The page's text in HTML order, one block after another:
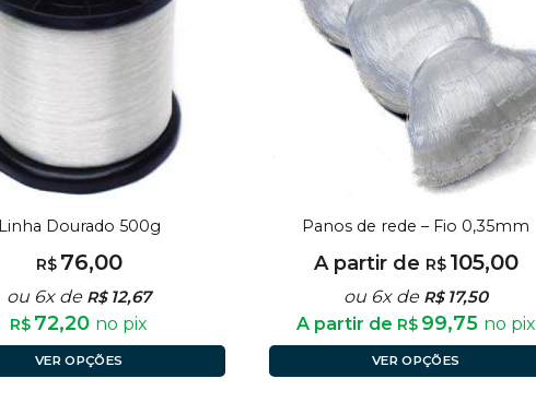
Linha Dourado 500g
R$ 76,00
ou 6x de R$ 12,67
R$ 72,20 no pix
VER OPÇÕES
Panos de rede – Fio 0,35mm
A partir de R$ 105,00
ou 6x de R$ 17,50
A partir de R$ 99,75 no pix
VER OPÇÕES